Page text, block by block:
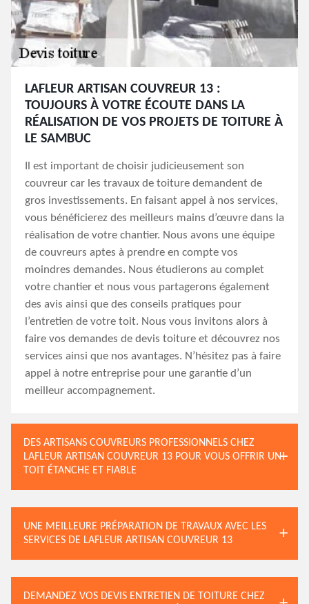
LAFLEUR ARTISAN COUVREUR 13 :
TOUJOURS À VOTRE ÉCOUTE DANS LA
RÉALISATION DE VOS PROJETS DE TOITURE À
LE SAMBUC
Il est important de choisir judicieusement son
couvreur car les travaux de toiture demandent de
gros investissements. En faisant appel à nos services,
vous bénéficierez des meilleurs mains d’œuvre dans la
réalisation de votre chantier. Nous avons une équipe
de couvreurs aptes à prendre en compte vos
moindres demandes. Nous étudierons au complet
votre chantier et nous vous partagerons également
des avis ainsi que des conseils pratiques pour
l’entretien de votre toit. Nous vous invitons alors à
faire vos demandes de devis toiture et découvrez nos
services ainsi que nos avantages. N’hésitez pas à faire
appel à notre entreprise pour une garantie d’un
meilleur accompagnement.
DES ARTISANS COUVREURS PROFESSIONNELS CHEZ
LAFLEUR ARTISAN COUVREUR 13 POUR VOUS OFFRIR UN
TOIT ÉTANCHE ET FIABLE
UNE MEILLEURE PRÉPARATION DE TRAVAUX AVEC LES
SERVICES DE LAFLEUR ARTISAN COUVREUR 13
DEMANDEZ VOS DEVIS ENTRETIEN DE TOITURE CHEZ